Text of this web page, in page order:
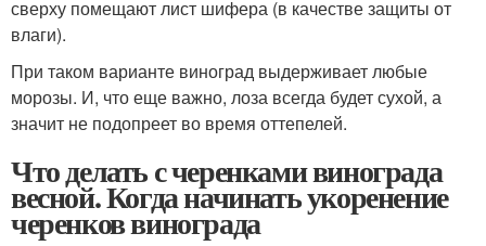
сверху помещают лист шифера (в качестве защиты от
влаги).
При таком варианте виноград выдерживает любые
морозы. И, что еще важно, лоза всегда будет сухой, а
значит не подопреет во время оттепелей.
Что делать с черенками винограда
весной. Когда начинать укоренение
черенков винограда